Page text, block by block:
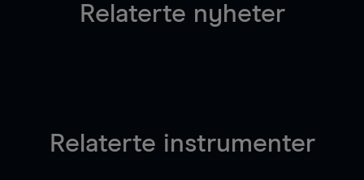
Relaterte nyheter
Relaterte instrumenter